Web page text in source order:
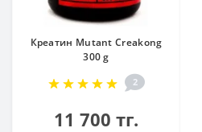
Креатин Mutant Creakong
300 g
2
11 700 тг.